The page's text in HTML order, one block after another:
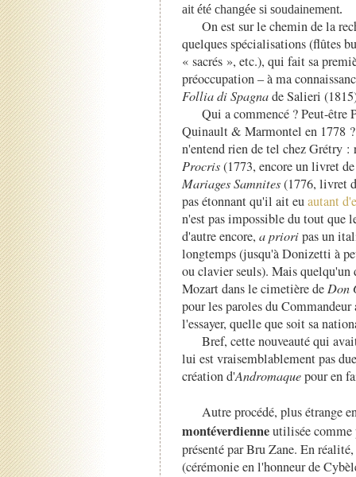
ait été changée si soudainement.
On est sur le chemin de la
quelques spécialisations (flûtes
« sacrés », etc.), qui fait sa
préoccupation–à ma
Follia di Spagnade Salieri
Qui a commencé ? Peut-être
Quinault & Marmontel en 1778
n'entend rien de tel chez Grétry
Procris(1773, encore un livret
Mariages Samnites(1776, livret
pas étonnant qu'il ait euautant
n'est pas impossible du tout que
d'autre encore, a prioripas un
longtemps (jusqu'à Donizetti à
ou clavier seuls). Mais
Mozart dans le cimetière de Don
pour les paroles du
l'essayer, quelle que soit sa
Bref, cette nouveauté qui
lui est vraisemblablement pas
création d'Andromaquepour en
Autre procédé, plus étrange
montéverdienneutilisée comme
présenté par Bru Zane. En
(cérémonie en l'honneur de